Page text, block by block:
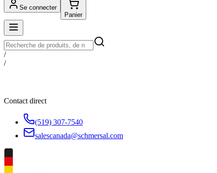
Se connecter
Panier
/
/
Contact direct
(519) 307-7540
salescanada@schmersal.com